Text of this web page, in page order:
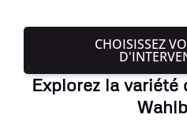
CHOISISSEZ
Explorez la variété